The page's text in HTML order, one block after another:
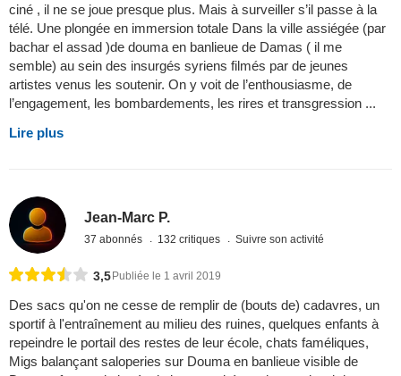
ciné , il ne se joue presque plus. Mais à surveiller s’il passe à la
télé. Une plongée en immersion totale Dans la ville assiégée (par
bachar el assad )de douma en banlieue de Damas ( il me
semble) au sein des insurgés syriens filmés par de jeunes
artistes venus les soutenir. On y voit de l’enthousiasme, de
l’engagement, les bombardements, les rires et transgression ...
Lire plus
Jean-Marc P.
37 abonnés 132 critiques Suivre son activité
3,5 Publiée le 1 avril 2019
Des sacs qu'on ne cesse de remplir de (bouts de) cadavres, un
sportif à l'entraînement au milieu des ruines, quelques enfants à
repeindre le portail des restes de leur école, chats faméliques,
Migs balançant saloperies sur Douma en banlieue visible de